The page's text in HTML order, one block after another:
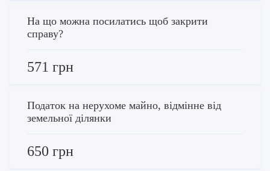
На що можна посилатись щоб закрити
справу?
571 грн
Податок на нерухоме майно, відмінне від
земельної ділянки
650 грн